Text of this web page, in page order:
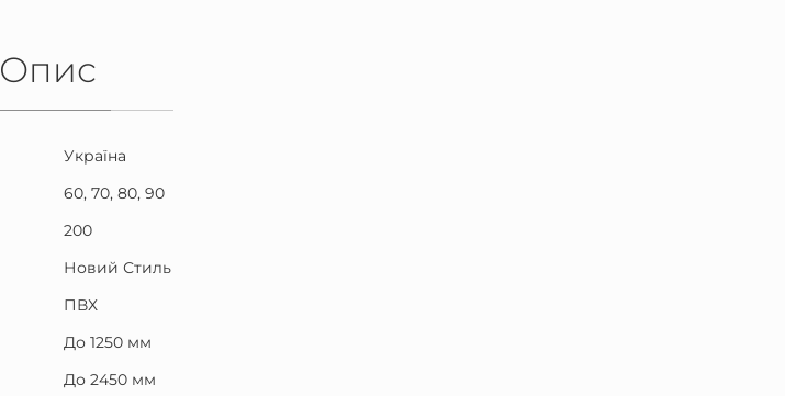
Опис
Україна
60, 70, 80, 90
200
Новий Стиль
ПВХ
До 1250 мм
До 2450 мм